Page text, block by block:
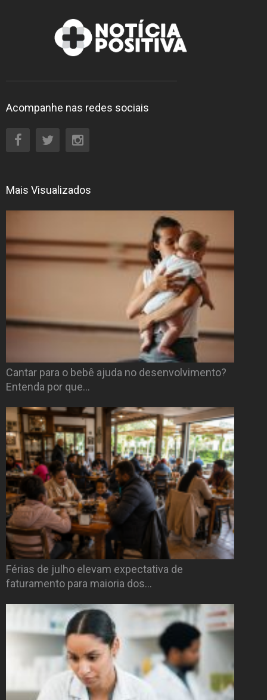
Acompanhe nas redes sociais
Mais Visualizados
Cantar para o bebê ajuda no desenvolvimento?
Entenda por que…
Férias de julho elevam expectativa de
faturamento para maioria dos…